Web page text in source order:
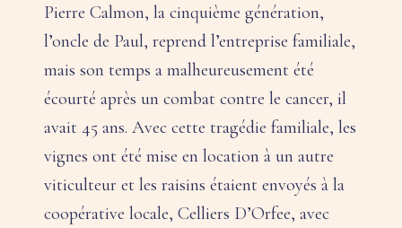
Pierre Calmon, la cinquième génération,
l’oncle de Paul, reprend l’entreprise familiale,
mais son temps a malheureusement été
écourté après un combat contre le cancer, il
avait 45 ans. Avec cette tragédie familiale, les
vignes ont été mise en location à un autre
viticulteur et les raisins étaient envoyés à la
coopérative locale, Celliers D’Orfee, avec